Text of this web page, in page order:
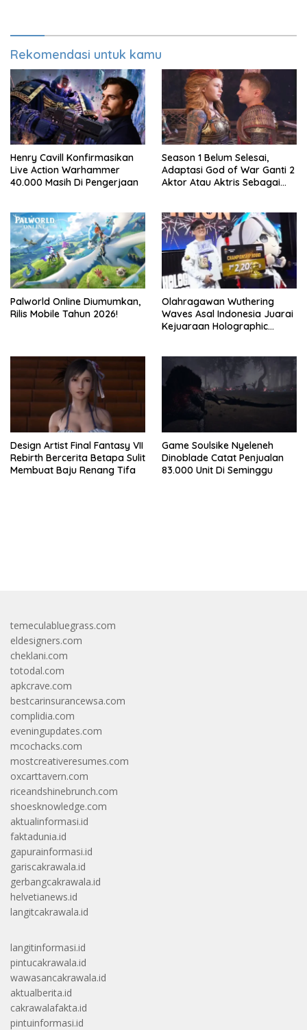
Rekomendasi untuk kamu
Henry Cavill Konfirmasikan
Live Action Warhammer
40.000 Masih Di Pengerjaan
Season 1 Belum Selesai,
Adaptasi God of War Ganti 2
Aktor Atau Aktris Sebagai
Palworld Online Diumumkan,
Rilis Mobile Tahun 2026!
Olahragawan Wuthering
Waves Asal Indonesia Juarai
Kejuaraan Holographic
Design Artist Final Fantasy VII
Rebirth Bercerita Betapa Sulit
Membuat Baju Renang Tifa
Game Soulsike Nyeleneh
Dinoblade Catat Penjualan
83.000 Unit Di Seminggu
temeculabluegrass.com
eldesigners.com
cheklani.com
totodal.com
apkcrave.com
bestcarinsurancewsa.com
complidia.com
eveningupdates.com
mcochacks.com
mostcreativeresumes.com
oxcarttavern.com
riceandshinebrunch.com
shoesknowledge.com
aktualinformasi.id
faktadunia.id
gapurainformasi.id
gariscakrawala.id
gerbangcakrawala.id
helvetianews.id
langitcakrawala.id
langitinformasi.id
pintucakrawala.id
wawasancakrawala.id
aktualberita.id
cakrawalafakta.id
pintuinformasi.id